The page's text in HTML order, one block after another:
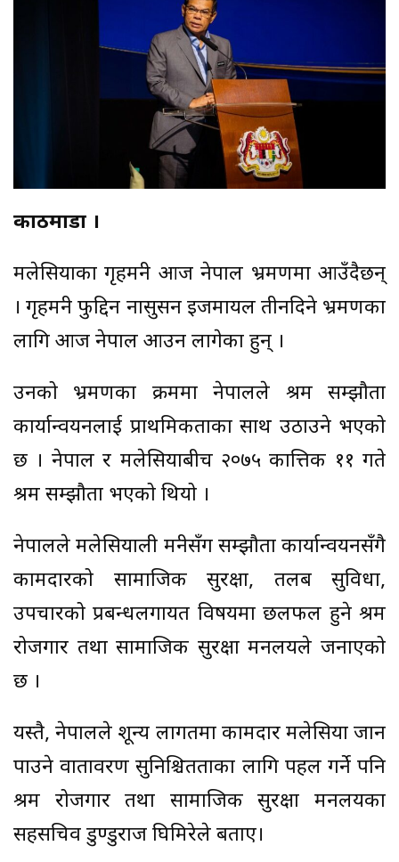
काठमाडौँ ।
मलेसियाका गृहमन्त्री आज नेपाल भ्रमणमा आउँदैछन्
। गृहमन्त्री फुद्दिन नासुसन इजमायल तीनदिने भ्रमणका
लागि आज नेपाल आउन लागेका हुन् ।
उनको भ्रमणका क्रममा नेपालले श्रम सम्झौता
कार्यान्वयनलाई प्राथमिकताका साथ उठाउने भएको
छ । नेपाल र मलेसियाबीच २०७५ कात्तिक ११ गते
श्रम सम्झौता भएको थियो ।
नेपालले मलेसियाली मन्त्रीसँग सम्झौता कार्यान्वयनसँगै
कामदारको सामाजिक सुरक्षा, तलब सुविधा,
उपचारको प्रबन्धलगायत विषयमा छलफल हुने श्रम
रोजगार तथा सामाजिक सुरक्षा मन्त्रालयले जनाएको
छ ।
यस्तै, नेपालले शून्य लागतमा कामदार मलेसिया जान
पाउने वातावरण सुनिश्चितताका लागि पहल गर्ने पनि
श्रम रोजगार तथा सामाजिक सुरक्षा मन्त्रालयका
सहसचिव डुण्डुराज घिमिरेले बताए।